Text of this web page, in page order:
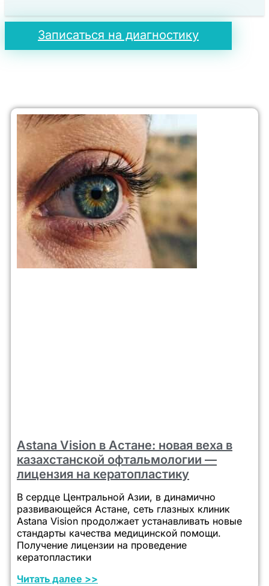
Записаться на диагностику
Astana Vision в Астане: новая веха в
казахстанской офтальмологии —
лицензия на кератопластику
В сердце Центральной Азии, в динамично
развивающейся Астане, сеть глазных клиник
Astana Vision продолжает устанавливать новые
стандарты качества медицинской помощи.
Получение лицензии на проведение
кератопластики
Читать далее >>